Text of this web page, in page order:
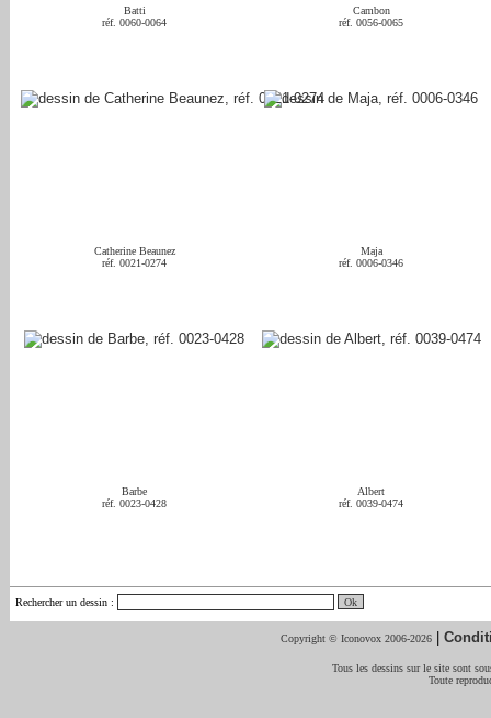
Batti
réf. 0060-0064
Cambon
réf. 0056-0065
Catherine Beaunez
réf. 0021-0274
Maja
réf. 0006-0346
Barbe
réf. 0023-0428
Albert
réf. 0039-0474
Rechercher un dessin :
Copyright © Iconovox 2006-2026 |
Tous les dessins sur le site sont
Toute